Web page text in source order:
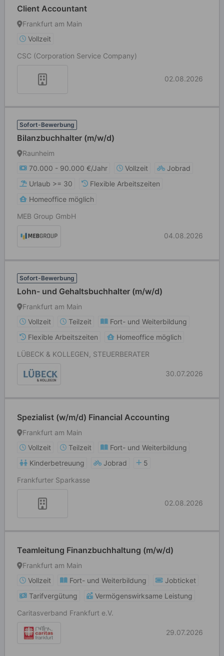
Client Accountant
Frankfurt am Main
Vollzeit
CSC (Corporation Service Company)
02.08.2026
Sofort-Bewerbung
Bilanzbuchhalter (m/w/d)
Raunheim
70.000 - 90.000 €/Jahr
Vollzeit
Jobrad
Urlaub >= 30
Flexible Arbeitszeiten
Homeoffice möglich
MEB Group GmbH
04.08.2026
Sofort-Bewerbung
Lohn- und Gehaltsbuchhalter (m/w/d)
Frankfurt am Main
Vollzeit
Teilzeit
Fort- und Weiterbildung
Flexible Arbeitszeiten
Homeoffice möglich
LÜBECK & KOLLEGEN, STEUERBERATER
30.07.2026
Spezialist (w/m/d) Financial Accounting
Frankfurt am Main
Vollzeit
Teilzeit
Fort- und Weiterbildung
Kinderbetreuung
Jobrad
5
Frankfurter Sparkasse
02.08.2026
Teamleitung Finanzbuchhaltung (m/w/d)
Frankfurt am Main
Vollzeit
Fort- und Weiterbildung
Jobticket
Tarifvergütung
Vermögenswirksame Leistung
Caritasverband Frankfurt e.V.
29.07.2026